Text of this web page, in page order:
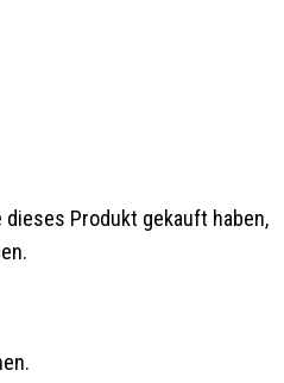
dieses Produkt gekauft haben,